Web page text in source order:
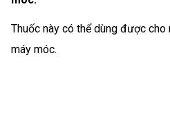
Thuốc này có thể dùng được
máy móc.